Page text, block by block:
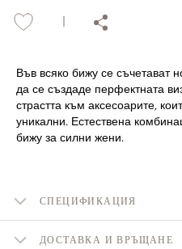
Във всяко бижу се съчетават
да се създаде перфектната
страстта към аксесоарите,
уникални. Естествена
бижу за силни жени.
СПЕЦИФИКАЦИЯ
ДОСТАВКА И ВРЪЩАНЕ